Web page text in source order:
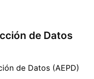
de Datos
de Datos (AEPD)